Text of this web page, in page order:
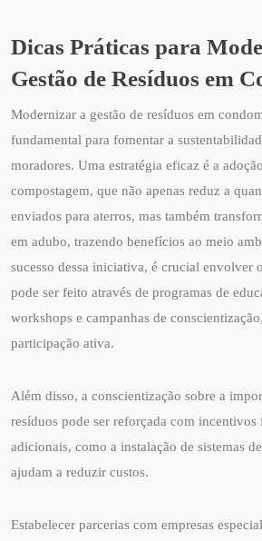
Dicas Práticas para
Gestão de Resíduos em
Modernizar a gestão de resíduos em
fundamental para fomentar a
moradores. Uma estratégia eficaz é a
compostagem, que não apenas reduz a
enviados para aterros, mas também
em adubo, trazendo benefícios ao meio
sucesso dessa iniciativa, é crucial envolver
pode ser feito através de programas de
workshops e campanhas de
participação ativa.
Além disso, a conscientização sobre a
resíduos pode ser reforçada com
adicionais, como a instalação de sistemas
ajudam a reduzir custos.
Estabelecer parcerias com empresas